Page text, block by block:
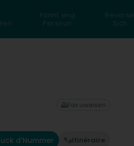
Fannt eng
Persoun
Reverse
Sich
d'Nummer Itinéraire
Fax uweisen